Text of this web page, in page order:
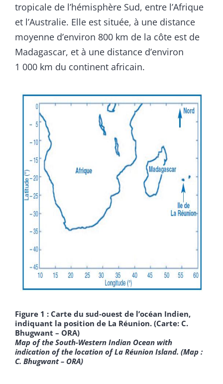
tropicale de l’hémisphère Sud, entre l’Afrique
et l’Australie. Elle est située, à une distance
moyenne d’environ 800 km de la côte est de
Madagascar, et à une distance d’environ
1 000 km du continent africain.
Figure 1 : Carte du sud-ouest de l’océan Indien,
indiquant la position de La Réunion. (Carte: C.
Bhugwant – ORA)
Map of the South-Western Indian Ocean with
indication of the location of La Réunion Island. (Map :
C. Bhugwant – ORA)